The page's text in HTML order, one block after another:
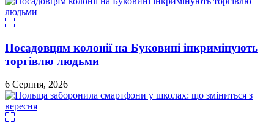
Посадовцям колонії на Буковині інкримінують
торгівлю людьми
6 Серпня, 2026